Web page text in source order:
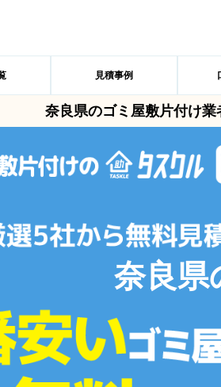
見積事例
奈良県のゴミ屋敷片付け業
奈良県